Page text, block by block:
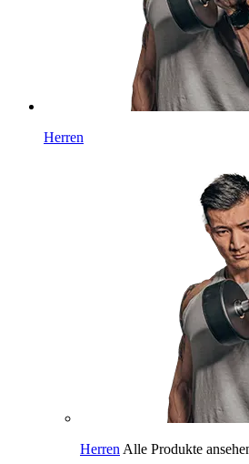
Herren
Herren Alle Produkte